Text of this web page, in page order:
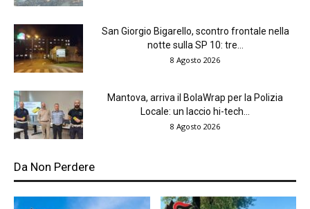
San Giorgio Bigarello, scontro frontale nella
notte sulla SP 10: tre...
8 Agosto 2026
Mantova, arriva il BolaWrap per la Polizia
Locale: un laccio hi-tech...
8 Agosto 2026
Da Non Perdere